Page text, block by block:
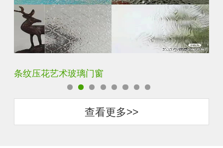
钢化超白长虹小灯芯压花钢化玻璃
查看更多>>